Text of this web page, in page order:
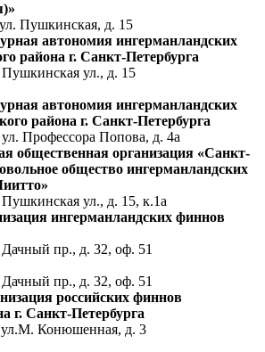
Пушкинская, д. 15
автономия ингерманландских
района г. Санкт-Петербурга
ул., д. 15
автономия ингерманландских
района г. Санкт-Петербурга
Профессора Попова, д. 4а
общественная организация «Санкт-
общество ингерманландских
ул., д. 15, к.1а
ингерманландских финнов
пр., д. 32, оф. 51
пр., д. 32, оф. 51
российских финнов
г. Санкт-Петербурга
Конюшенная, д. 3